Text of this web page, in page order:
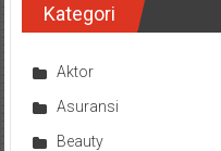
Kategori
Aktor
Asuransi
Beauty